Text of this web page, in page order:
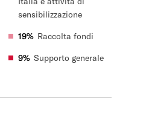
sensibilizzazione
19% Raccolta fondi
9% Supporto generale